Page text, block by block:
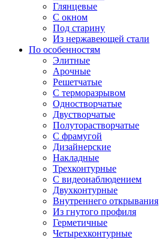
Глянцевые
С окном
Под старину
Из нержавеющей стали
По особенностям
Элитные
Арочные
Решетчатые
С терморазрывом
Одностворчатые
Двустворчатые
Полуторастворчатые
С фрамугой
Дизайнерские
Накладные
Трехконтурные
С видеонаблюдением
Двухконтурные
Внутреннего открывания
Из гнутого профиля
Герметичные
Четырехконтурные